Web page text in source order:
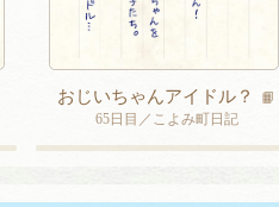
おじいちゃんアイドル？
📙
65日目／こよみ町日記